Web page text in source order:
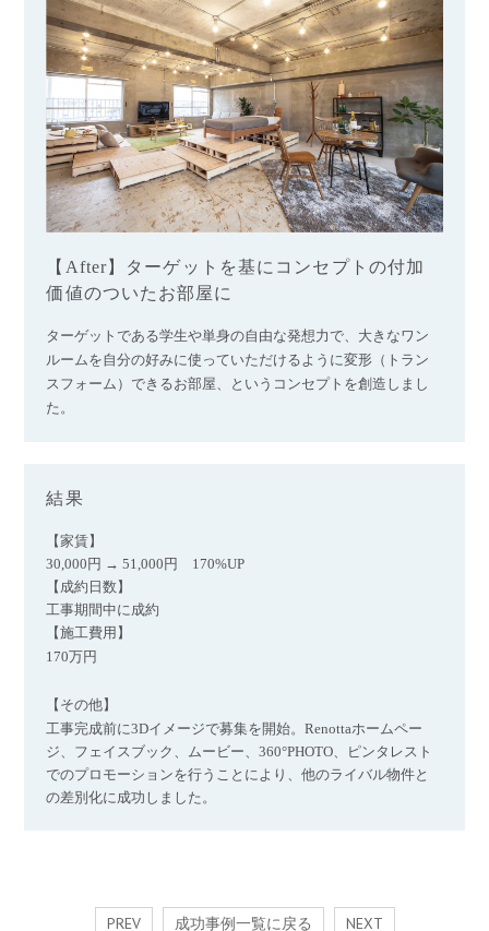
【After】ターゲットを基にコンセプトの付加
価値のついたお部屋に
ターゲットである学生や単身の自由な発想力で、大きなワン
ルームを自分の好みに使っていただけるように変形（トラン
スフォーム）できるお部屋、というコンセプトを創造しまし
た。
結果
【家賃】
30,000円 → 51,000円 170%UP
【成約日数】
工事期間中に成約
【施工費用】
170万円
【その他】
工事完成前に3Dイメージで募集を開始。Renottaホームペー
ジ、フェイスブック、ムービー、360°PHOTO、ピンタレスト
でのプロモーションを行うことにより、他のライバル物件と
の差別化に成功しました。
PREV 成功事例一覧に戻る NEXT